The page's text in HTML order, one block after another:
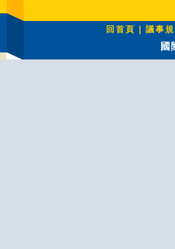
回首頁 議事規
國